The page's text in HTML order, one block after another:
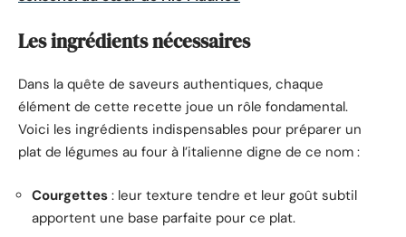
Les ingrédients nécessaires
Dans la quête de saveurs authentiques, chaque
élément de cette recette joue un rôle fondamental.
Voici les ingrédients indispensables pour préparer un
plat de légumes au four à l’italienne digne de ce nom :
Courgettes : leur texture tendre et leur goût subtil
apportent une base parfaite pour ce plat.